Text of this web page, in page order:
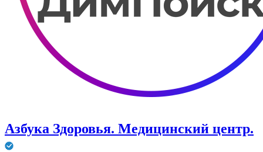
Азбука Здоровья. Медицинский центр.